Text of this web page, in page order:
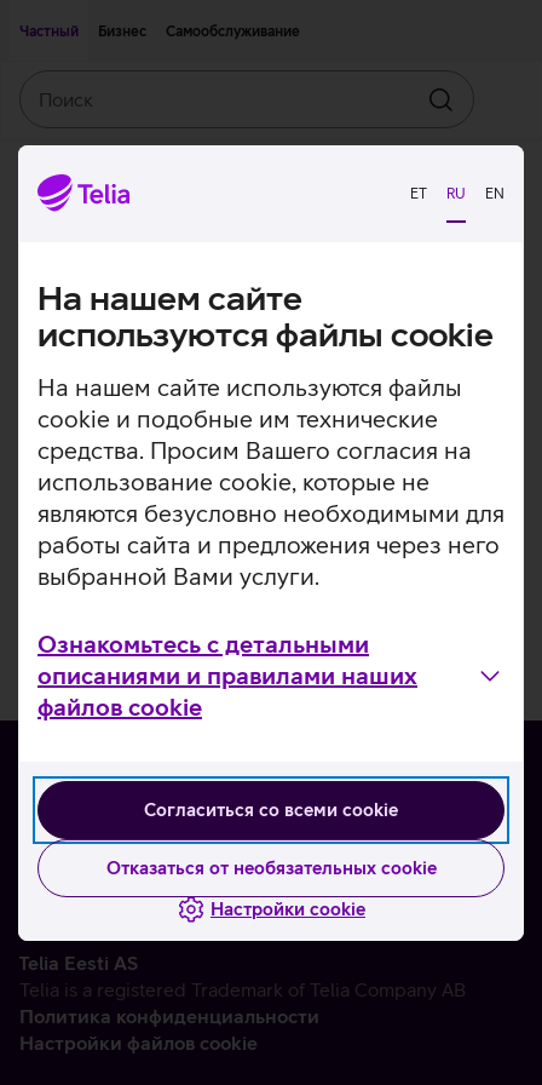
ET RU EN
На нашем сайте
используются файлы cookie
На нашем сайте используются файлы
cookie и подобные им технические
средства. Просим Вашего согласия на
использование cookie, которые не
являются безусловно необходимыми для
работы сайта и предложения через него
выбранной Вами услуги.
Ознакомьтесь с детальными
описаниями и правилами наших
файлов cookie
Согласиться со всеми cookie
Отказаться от необязательных cookie
Настройки cookie
Частный
Бизнес Самообслуживание
Искать
О нас
Контакты
Партнерам
Telia Eesti AS
Telia is a registered Trademark of Telia Company AB
Политика конфиденциальности
Настройки файлов cookie